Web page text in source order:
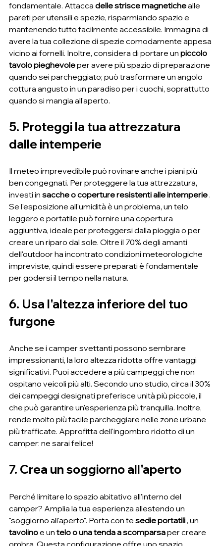
fondamentale. Attacca delle strisce magnetiche alle
pareti per utensili e spezie, risparmiando spazio e
mantenendo tutto facilmente accessibile. Immagina di
avere la tua collezione di spezie comodamente appesa
vicino ai fornelli. Inoltre, considera di portare un piccolo
tavolo pieghevole per avere più spazio di preparazione
quando sei parcheggiato; può trasformare un angolo
cottura angusto in un paradiso per i cuochi, soprattutto
quando si mangia all'aperto.
5. Proteggi la tua attrezzatura
dalle intemperie
Il meteo imprevedibile può rovinare anche i piani più
ben congegnati. Per proteggere la tua attrezzatura,
investi in sacche o coperture resistenti alle intemperie .
Se l'esposizione all'umidità è un problema, un telo
leggero e portatile può fornire una copertura
aggiuntiva, ideale per proteggersi dalla pioggia o per
creare un riparo dal sole. Oltre il 70% degli amanti
dell'outdoor ha incontrato condizioni meteorologiche
impreviste, quindi essere preparati è fondamentale
per godersi il tempo nella natura.
6. Usa l'altezza inferiore del tuo
furgone
Anche se i camper svettanti possono sembrare
impressionanti, la loro altezza ridotta offre vantaggi
significativi. Puoi accedere a più campeggi che non
ospitano veicoli più alti. Secondo uno studio, circa il 30%
dei campeggi designati preferisce unità più piccole, il
che può garantire un'esperienza più tranquilla. Inoltre,
rende molto più facile parcheggiare nelle zone urbane
più trafficate. Approfitta dell'ingombro ridotto di un
camper: ne sarai felice!
7. Crea un soggiorno all'aperto
Perché limitare lo spazio abitativo all'interno del
camper? Amplia la tua esperienza allestendo un
"soggiorno all'aperto". Porta con te sedie portatili , un
tavolino e un telo o una tenda a scomparsa per creare